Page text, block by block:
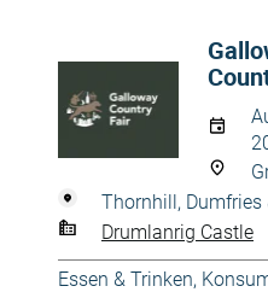
Thornhill, Dumfries
Drumlanrig Castle
Essen & Trinken,